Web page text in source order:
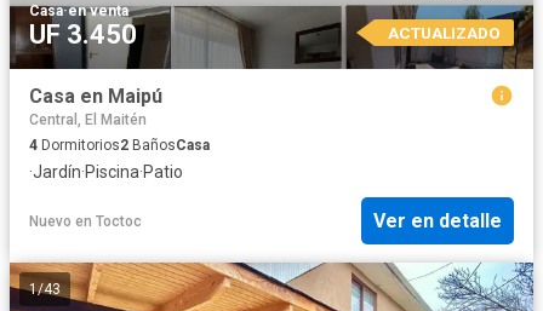
Casa·en venta
UF 3.450 ACTUALIZADO
Casa en Maipú
Central, El Maitén
4 Dormitorios2 BañosCasa
·Jardín·Piscina·Patio
Nuevo en Toctoc Ver en detalle
1/43